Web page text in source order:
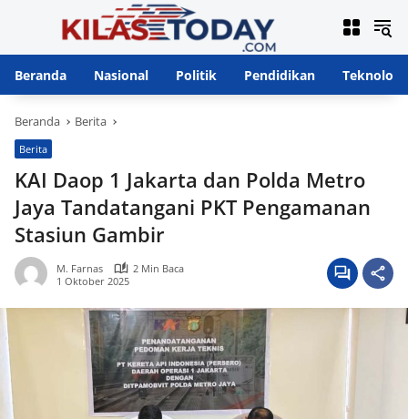
Beranda
Nasional Politik Pendidikan Teknologi
Beranda Berita
Berita
KAI Daop 1 Jakarta dan Polda Metro
Jaya Tandatangani PKT Pengamanan
Stasiun Gambir
M. Farnas
2 Min Baca
1 Oktober 2025